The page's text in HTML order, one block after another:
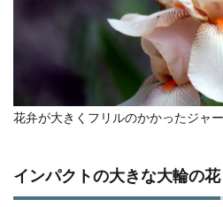
花弁が大きくフリルのかかったジャ
インパクトの大きな大輪の花